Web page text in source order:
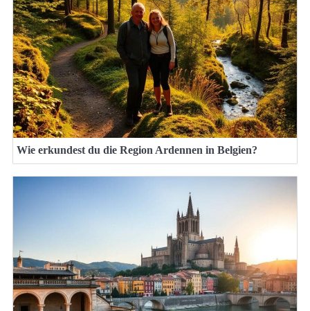
Wie erkundest du die Region Ardennen in Belgien?